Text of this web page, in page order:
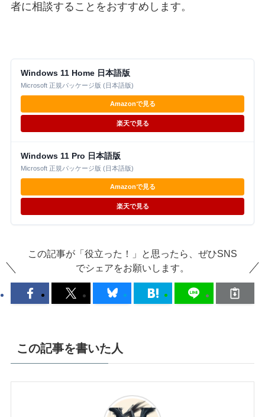
者に相談することをおすすめします。
Windows 11 Home 日本語版
Microsoft 正規パッケージ版 (日本語版)
Amazonで見る
楽天で見る
Windows 11 Pro 日本語版
Microsoft 正規パッケージ版 (日本語版)
Amazonで見る
楽天で見る
この記事が「役立った！」と思ったら、ぜひSNS
でシェアをお願いします。
この記事を書いた人